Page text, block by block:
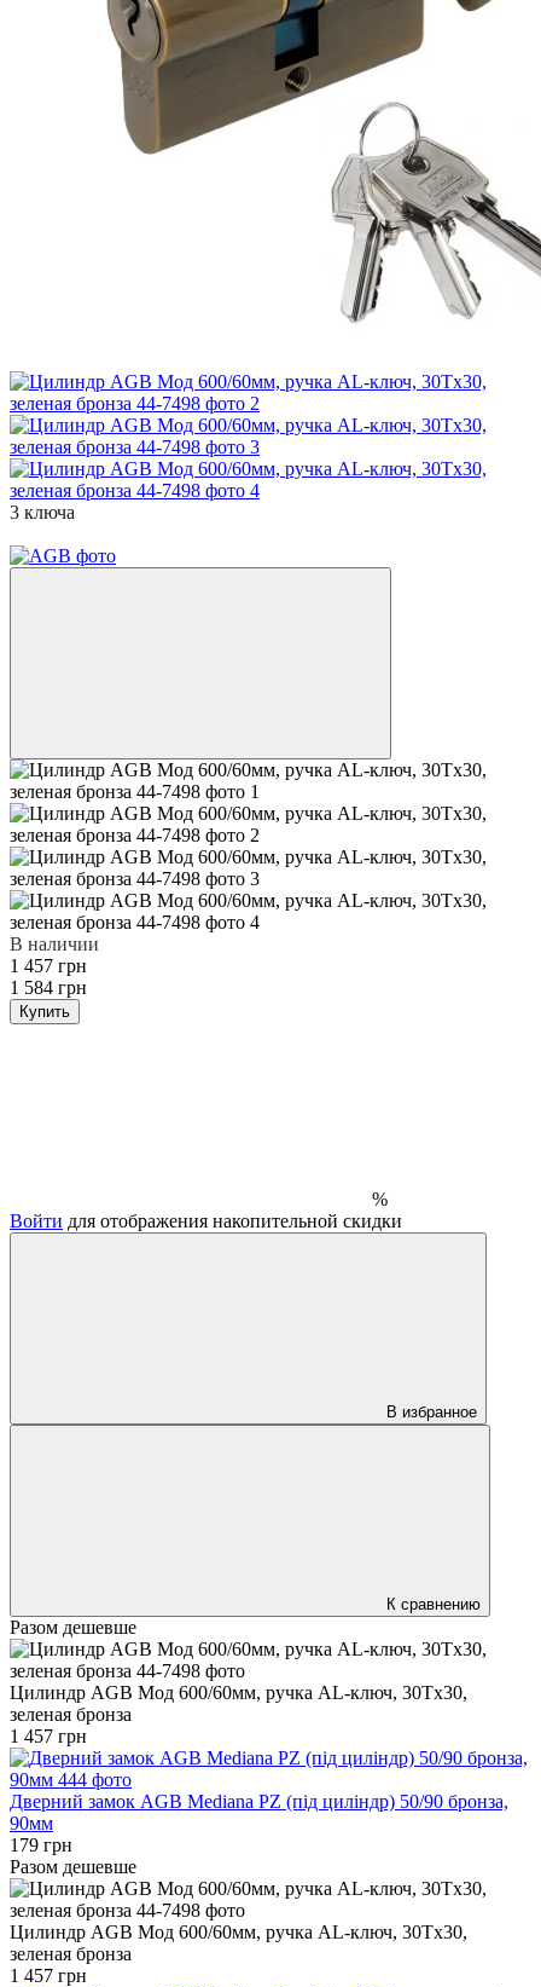
3 ключа
В наличии
1 457 грн
1 584 грн
Купить
%
Войти для отображения накопительной скидки
В избранное
К сравнению
Разом дешевше
Цилиндр AGB Мод 600/60мм, ручка AL-ключ, 30Tx30,
зеленая бронза
1 457 грн
Дверний замок AGB Mediana PZ (під циліндр) 50/90 бронза,
90мм
179 грн
Разом дешевше
Цилиндр AGB Мод 600/60мм, ручка AL-ключ, 30Tx30,
зеленая бронза
1 457 грн